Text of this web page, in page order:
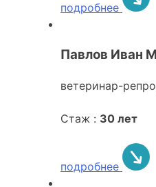
подробнее
Павлов Иван
ветеринар-
Стаж : 30 лет
подробнее